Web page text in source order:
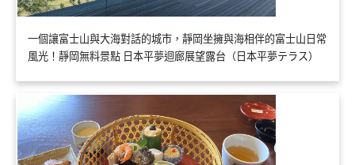
一個讓富士山與大海對話的城市，靜岡坐擁與海相伴的富士山日常
風光！靜岡無料景點 日本平夢迴廊展望露台（日本平夢テラス）